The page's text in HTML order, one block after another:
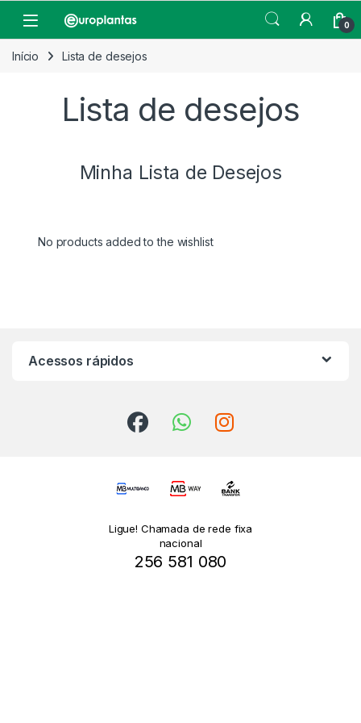
Open 0
Início Lista de desejos
Lista de desejos
Minha Lista de Desejos
No products added to the wishlist
Acessos rápidos
Ligue! Chamada de rede fixa
nacional
256 581 080